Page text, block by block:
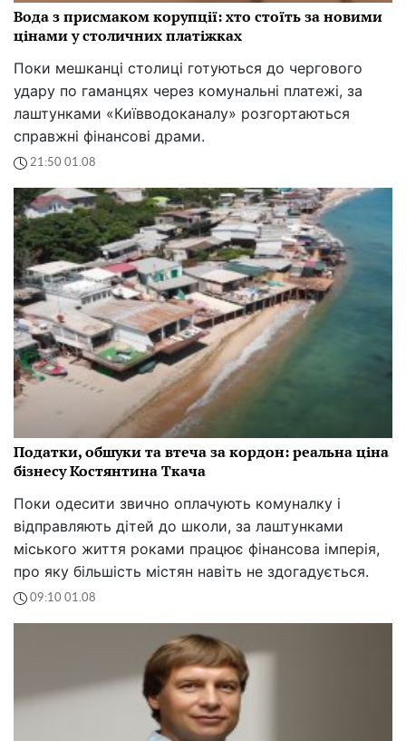
Вода з присмаком корупції: хто стоїть за новими
цінами у столичних платіжках
Поки мешканці столиці готуються до чергового
удару по гаманцях через комунальні платежі, за
лаштунками «Київводоканалу» розгортаються
справжні фінансові драми.
21:50 01.08
Податки, обшуки та втеча за кордон: реальна ціна
бізнесу Костянтина Ткача
Поки одесити звично оплачують комуналку і
відправляють дітей до школи, за лаштунками
міського життя роками працює фінансова імперія,
про яку більшість містян навіть не здогадується.
09:10 01.08